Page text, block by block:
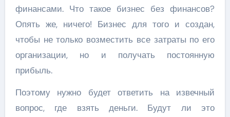
финансами. Что такое бизнес без финансов?
Опять же, ничего! Бизнес для того и создан,
чтобы не только возместить все затраты по его
организации, но и получать постоянную
прибыль.
Поэтому нужно будет ответить на извечный
вопрос, где взять деньги. Будут ли это